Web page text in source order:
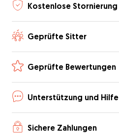
Kostenlose Stornierung
Geprüfte Sitter
Geprüfte Bewertungen
Unterstützung und Hilfe
Sichere Zahlungen